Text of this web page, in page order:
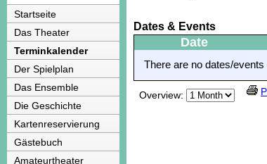
Startseite
Das Theater
Terminkalender
Der Spielplan
Das Ensemble
Die Geschichte
Kartenreservierung
Gästebuch
Amateurtheater
Dates & Events
Date
There are no dates/
Overview: